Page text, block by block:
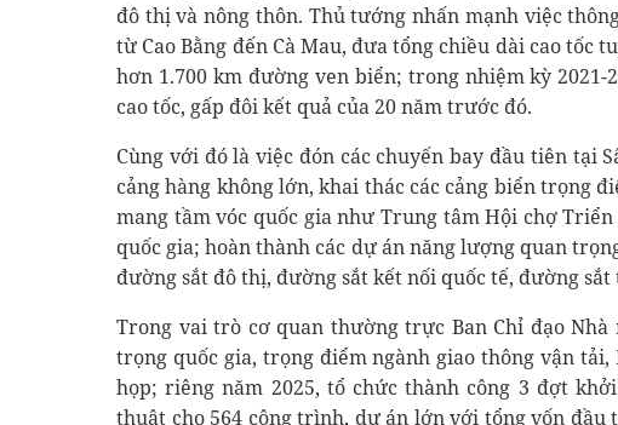
đô thị và nông thôn. Thủ tướng nhấn mạnh việc
từ Cao Bằng đến Cà Mau, đưa tổng chiều dài cao tốc
hơn 1.700 km đường ven biển; trong nhiệm kỳ 2021-
cao tốc, gấp đôi kết quả của 20 năm trước đó.
Cùng với đó là việc đón các chuyến bay đầu tiên tại
cảng hàng không lớn, khai thác các cảng biển trọng
mang tầm vóc quốc gia như Trung tâm Hội chợ
quốc gia; hoàn thành các dự án năng lượng quan
đường sắt đô thị, đường sắt kết nối quốc tế, đường sắt
Trong vai trò cơ quan thường trực Ban Chỉ đạo
trọng quốc gia, trọng điểm ngành giao thông vận
họp; riêng năm 2025, tổ chức thành công 3 đợt
thuật cho 564 công trình, dự án lớn với tổng vốn